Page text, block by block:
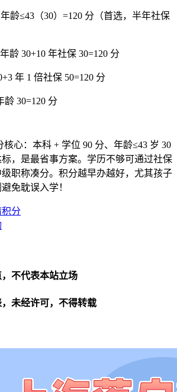
龄≤43（30）=120 分（首选，半年社保
龄 30+10 年社保 30=120 分
年 1 倍社保 50=120 分
龄 30=120 分
核心：本科 + 学位 90 分、年龄≤43 岁 30
，是最省事方案。学历不够可通过社保
职称凑分。积分越早办越好，尤其孩子
免耽误入学！
分
不代表本站立场
未经许可，不得转载